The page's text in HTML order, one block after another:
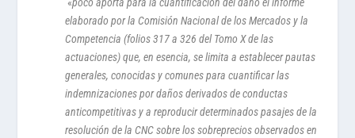
elaborado por la Comisión Nacional de los Mercados y la
Competencia (folios 317 a 326 del Tomo X de las
actuaciones) que, en esencia, se limita a establecer pautas
generales, conocidas y comunes para cuantificar las
indemnizaciones por daños derivados de conductas
anticompetitivas y a reproducir determinados pasajes de la
resolución de la CNC sobre los sobreprecios observados en